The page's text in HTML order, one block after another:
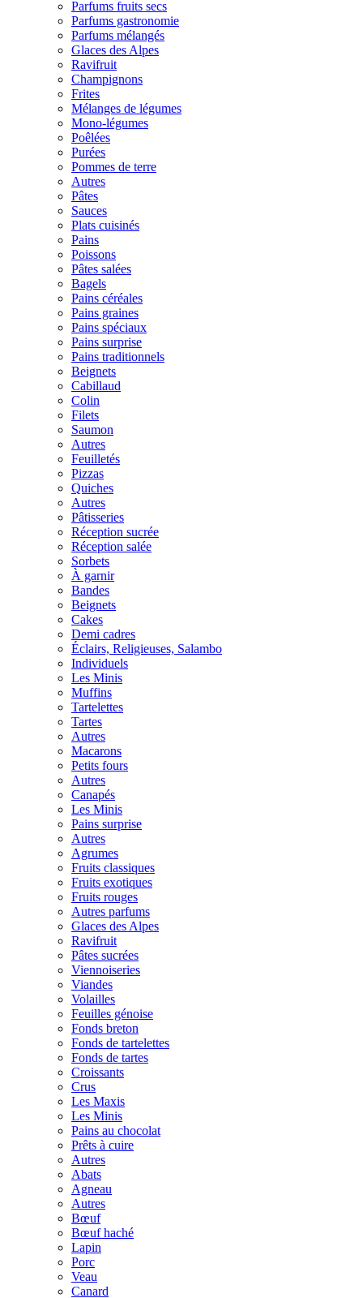
Parfums fruits secs
Parfums gastronomie
Parfums mélangés
Glaces des Alpes
Ravifruit
Champignons
Frites
Mélanges de légumes
Mono-légumes
Poêlées
Purées
Pommes de terre
Autres
Pâtes
Sauces
Plats cuisinés
Pains
Poissons
Pâtes salées
Bagels
Pains céréales
Pains graines
Pains spéciaux
Pains surprise
Pains traditionnels
Beignets
Cabillaud
Colin
Filets
Saumon
Autres
Feuilletés
Pizzas
Quiches
Autres
Pâtisseries
Réception sucrée
Réception salée
Sorbets
À garnir
Bandes
Beignets
Cakes
Demi cadres
Éclairs, Religieuses, Salambo
Individuels
Les Minis
Muffins
Tartelettes
Tartes
Autres
Macarons
Petits fours
Autres
Canapés
Les Minis
Pains surprise
Autres
Agrumes
Fruits classiques
Fruits exotiques
Fruits rouges
Autres parfums
Glaces des Alpes
Ravifruit
Pâtes sucrées
Viennoiseries
Viandes
Volailles
Feuilles génoise
Fonds breton
Fonds de tartelettes
Fonds de tartes
Croissants
Crus
Les Maxis
Les Minis
Pains au chocolat
Prêts à cuire
Autres
Abats
Agneau
Autres
Bœuf
Bœuf haché
Lapin
Porc
Veau
Canard